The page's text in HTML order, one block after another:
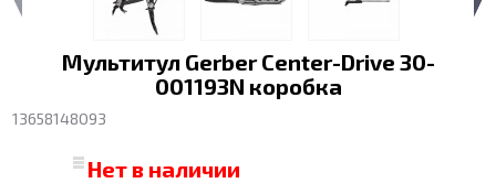
Мультитул Gerber Center-Drive 30-
001193N коробка
13658148093
Нет в наличии